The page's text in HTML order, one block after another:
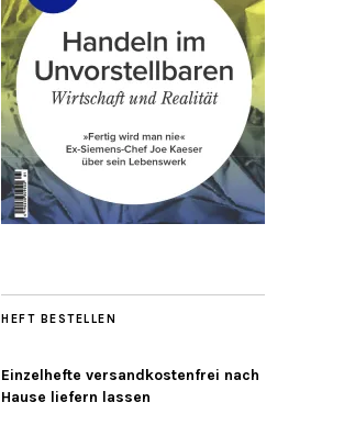
HEFT BESTELLEN
Einzelhefte versandkostenfrei nach
Hause liefern lassen